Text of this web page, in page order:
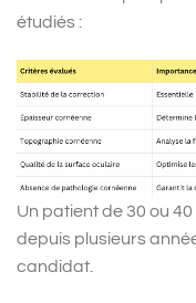
étudiés :
Un patient de 30 ou
depuis plusieurs
candidat.